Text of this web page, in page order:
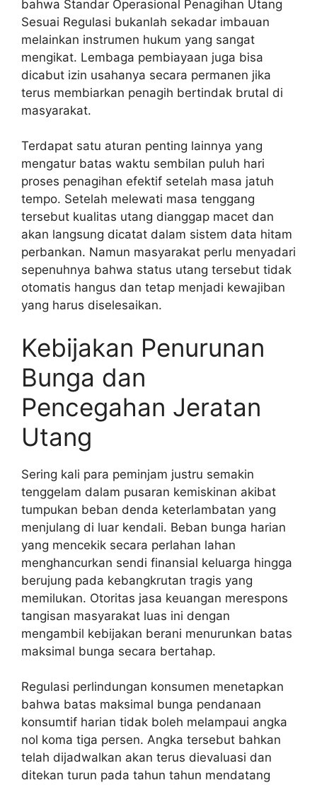
bahwa Standar Operasional Penagihan Utang
Sesuai Regulasi bukanlah sekadar imbauan
melainkan instrumen hukum yang sangat
mengikat. Lembaga pembiayaan juga bisa
dicabut izin usahanya secara permanen jika
terus membiarkan penagih bertindak brutal di
masyarakat.
Terdapat satu aturan penting lainnya yang
mengatur batas waktu sembilan puluh hari
proses penagihan efektif setelah masa jatuh
tempo. Setelah melewati masa tenggang
tersebut kualitas utang dianggap macet dan
akan langsung dicatat dalam sistem data hitam
perbankan. Namun masyarakat perlu menyadari
sepenuhnya bahwa status utang tersebut tidak
otomatis hangus dan tetap menjadi kewajiban
yang harus diselesaikan.
Kebijakan Penurunan
Bunga dan
Pencegahan Jeratan
Utang
Sering kali para peminjam justru semakin
tenggelam dalam pusaran kemiskinan akibat
tumpukan beban denda keterlambatan yang
menjulang di luar kendali. Beban bunga harian
yang mencekik secara perlahan lahan
menghancurkan sendi finansial keluarga hingga
berujung pada kebangkrutan tragis yang
memilukan. Otoritas jasa keuangan merespons
tangisan masyarakat luas ini dengan
mengambil kebijakan berani menurunkan batas
maksimal bunga secara bertahap.
Regulasi perlindungan konsumen menetapkan
bahwa batas maksimal bunga pendanaan
konsumtif harian tidak boleh melampaui angka
nol koma tiga persen. Angka tersebut bahkan
telah dijadwalkan akan terus dievaluasi dan
ditekan turun pada tahun tahun mendatang